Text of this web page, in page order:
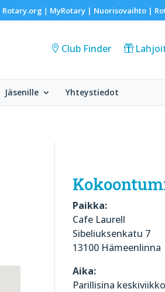
Rotary.org | MyRotary | Nuorisovaihto|
Club Finder
Jäsenille Yhteystiedot
Paikka:
Cafe Laurell
Sibeliuksenkatu 7
13100 Hämeenlinna
Aika:
Parillisina